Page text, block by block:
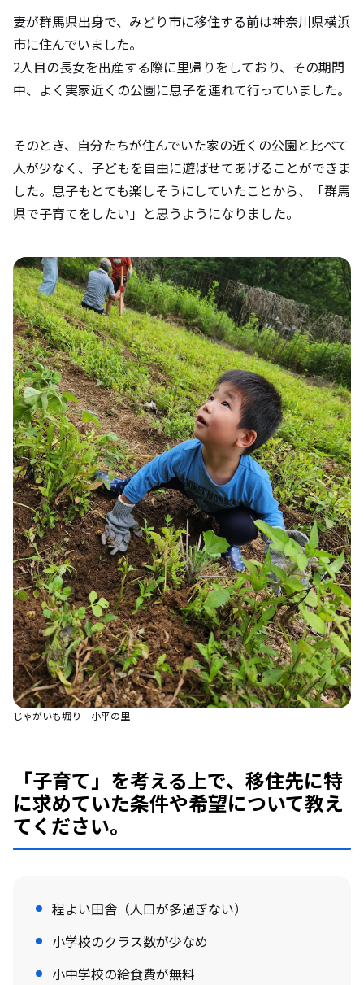
移住後、ご家族の暮らし方や時間の使い方
はどのように変化しましたか？
わり方に変化はありましたか？ 地方特有
の「人付き合いの濃さ」について、率直な
ご感想をお聞かせください。
使ってみて「ありがたかった」と感じる市
町村や地域の取り組みがあれば教えてくだ
さい。
休日は、ご家族でどのように過ごすことが
多いですか？
これから移住を検討している子育て世代の
方々に、メッセージをお願いします。
妻が群馬県出身で、みどり市に移住する前は神奈川県横浜
市に住んでいました。
2人目の長女を出産する際に里帰りをしており、その期間
中、よく実家近くの公園に息子を連れて行っていました。
そのとき、自分たちが住んでいた家の近くの公園と比べて
人が少なく、子どもを自由に遊ばせてあげることができま
した。息子もとても楽しそうにしていたことから、「群馬
県で子育てをしたい」と思うようになりました。
じゃがいも堀り 小平の里
「子育て」を考える上で、移住先に特
に求めていた条件や希望について教え
てください。
程よい田舎（人口が多過ぎない）
小学校のクラス数が少なめ
小中学校の給食費が無料